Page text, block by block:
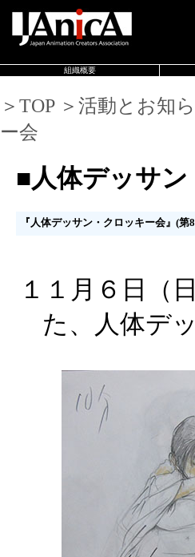
組織概要
＞TOP ＞活動とお知
ー会
■人体デッサ
『人体デッサン・クロッキー会』(第
１１月６日（
た、人体デ